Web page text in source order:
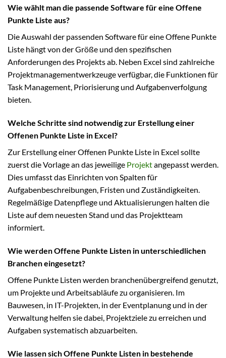
Wie wählt man die passende Software für eine Offene
Punkte Liste aus?
Die Auswahl der passenden Software für eine Offene Punkte
Liste hängt von der Größe und den spezifischen
Anforderungen des Projekts ab. Neben Excel sind zahlreiche
Projektmanagementwerkzeuge verfügbar, die Funktionen für
Task Management, Priorisierung und Aufgabenverfolgung
bieten.
Welche Schritte sind notwendig zur Erstellung einer
Offenen Punkte Liste in Excel?
Zur Erstellung einer Offenen Punkte Liste in Excel sollte
zuerst die Vorlage an das jeweilige Projektangepasst werden.
Dies umfasst das Einrichten von Spalten für
Aufgabenbeschreibungen, Fristen und Zuständigkeiten.
Regelmäßige Datenpflege und Aktualisierungen halten die
Liste auf dem neuesten Stand und das Projektteam
informiert.
Wie werden Offene Punkte Listen in unterschiedlichen
Branchen eingesetzt?
Offene Punkte Listen werden branchenübergreifend genutzt,
um Projekte und Arbeitsabläufe zu organisieren. Im
Bauwesen, in IT-Projekten, in der Eventplanung und in der
Verwaltung helfen sie dabei, Projektziele zu erreichen und
Aufgaben systematisch abzuarbeiten.
Wie lassen sich Offene Punkte Listen in bestehende